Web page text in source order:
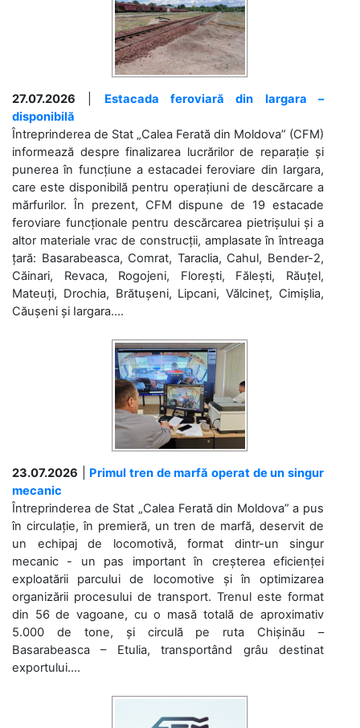
27.07.2026
Estacada feroviară din Iargara –
disponibilă
Întreprinderea de Stat „Calea Ferată din Moldova” (CFM)
informează despre finalizarea lucrărilor de reparație și
punerea în funcțiune a estacadei feroviare din Iargara,
care este disponibilă pentru operațiuni de descărcare a
mărfurilor. În prezent, CFM dispune de 19 estacade
feroviare funcționale pentru descărcarea pietrișului și a
altor materiale vrac de construcții, amplasate în întreaga
țară: Basarabeasca, Comrat, Taraclia, Cahul, Bender-2,
Căinari, Revaca, Rogojeni, Florești, Fălești, Răuțel,
Mateuți, Drochia, Brătușeni, Lipcani, Vălcineț, Cimișlia,
Căușeni și Iargara....
23.07.2026
Primul tren de marfă operat de un singur
mecanic
Întreprinderea de Stat „Calea Ferată din Moldova” a pus
în circulație, în premieră, un tren de marfă, deservit de
un echipaj de locomotivă, format dintr-un singur
mecanic - un pas important în creșterea eficienței
exploatării parcului de locomotive și în optimizarea
organizării procesului de transport. Trenul este format
din 56 de vagoane, cu o masă totală de aproximativ
5.000 de tone, și circulă pe ruta Chișinău –
Basarabeasca – Etulia, transportând grâu destinat
exportului....